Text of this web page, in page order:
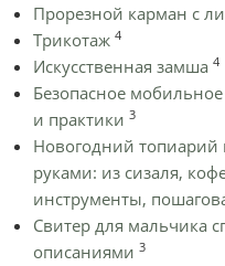
Прорезной карман с
Трикотаж 4
Искусственная замша 4
Безопасное
и практики 3
Новогодний
руками: из сизаля,
инструменты,
Cвитер для мальчика
описаниями 3